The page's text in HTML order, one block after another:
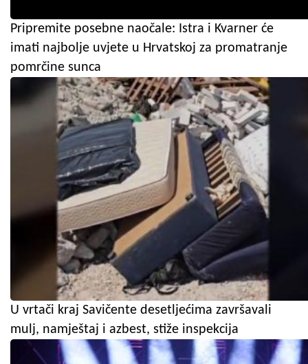
Pripremite posebne naočale: Istra i Kvarner će
imati najbolje uvjete u Hrvatskoj za promatranje
pomrčine sunca
U vrtači kraj Savičente desetljećima završavali
mulj, namještaj i azbest, stiže inspekcija